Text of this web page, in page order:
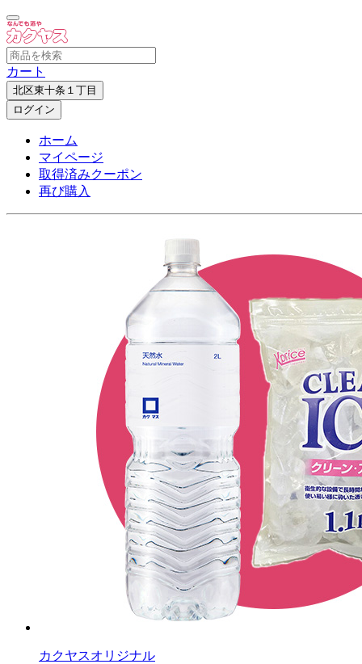
カート
北区東十条１丁目
ログイン
ホーム
マイページ
取得済みクーポン
再び購入
カクヤスオリジナル